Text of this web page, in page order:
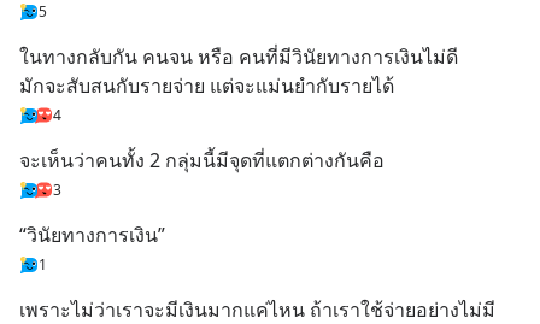
5
ในทางกลับกัน คนจน หรือ คนที่มีวินัยทางการเงินไม่ดี
มักจะสับสนกับรายจ่าย แต่จะแม่นยำกับรายได้
4
จะเห็นว่าคนทั้ง 2 กลุ่มนี้มีจุดที่แตกต่างกันคือ
3
“วินัยทางการเงิน”
1
เพราะไม่ว่าเราจะมีเงินมากแค่ไหน ถ้าเราใช้จ่ายอย่างไม่มี